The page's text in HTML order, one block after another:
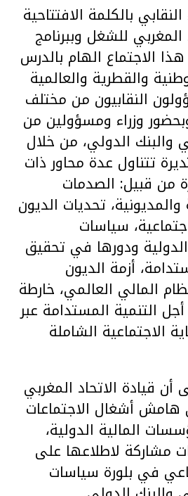
بالكلمة الافتتاحية
المغربي للشغل وببرنامج
الاجتماع الهام بالدرس
والقطرية والعالمية
النقابيون من مختلف
وزراء ومسؤولين من
والبنك الدولي، من خلال
تتناول عدة محاور ذات
من قبيل: الصدمات
والمديونية، تحديات الديون
سياسات
ودورها في تحقيق
أزمة الديون
المالي العالمي، خارطة
التنمية المستدامة عبر
الاجتماعية الشاملة
أن قيادة الاتحاد المغربي
أشغال الاجتماعات
المالية الدولية،
مشاركة لاطلاعها على
في بلورة سياسات